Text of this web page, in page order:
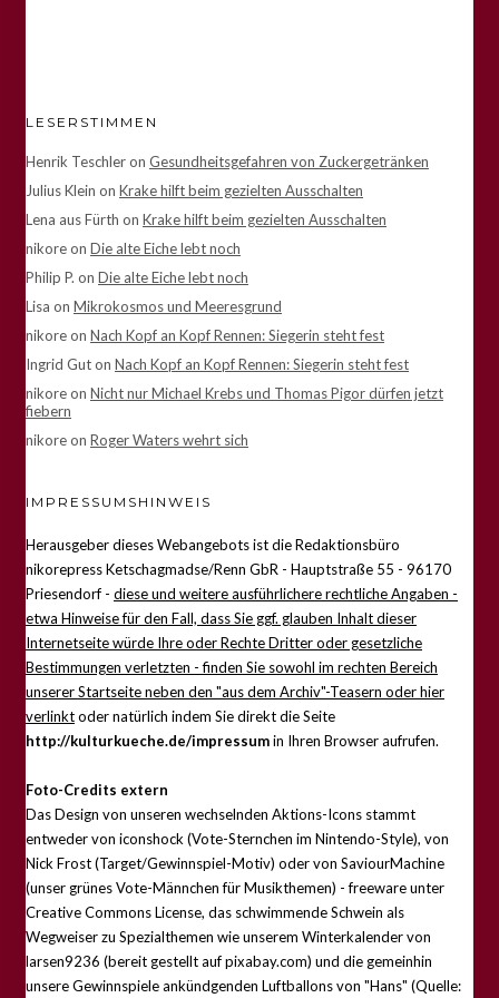
LESERSTIMMEN
Henrik Teschleron Gesundheitsgefahren von Zuckergetränken
Julius Klein on Krake hilft beim gezielten Ausschalten
Lena aus Fürth on Krake hilft beim gezielten Ausschalten
nikoreon Die alte Eiche lebt noch
Philip P. on Die alte Eiche lebt noch
Lisa on Mikrokosmos und Meeresgrund
nikoreon Nach Kopf an Kopf Rennen: Siegerin steht fest
Ingrid Guton Nach Kopf an Kopf Rennen: Siegerin steht fest
nikoreon Nicht nur Michael Krebs und Thomas Pigor dürfen jetzt
fiebern
nikoreon Roger Waters wehrt sich
IMPRESSUMSHINWEIS
Herausgeber dieses Webangebots ist die Redaktionsbüro
nikorepress Ketschagmadse/Renn GbR - Hauptstraße 55 - 96170
Priesendorf - diese und weitere ausführlichere rechtliche Angaben -
etwa Hinweise für den Fall, dass Sie ggf. glauben Inhalt dieser
Internetseite würde Ihre oder Rechte Dritter oder gesetzliche
Bestimmungen verletzten - finden Sie sowohl im rechten Bereich
unserer Startseite neben den "aus dem Archiv"-Teasern oder hier
verlinktoder natürlich indem Sie direkt die Seite
http://kulturkueche.de/impressumin Ihren Browser aufrufen.
Foto-Credits extern
Das Design von unseren wechselnden Aktions-Icons stammt
entweder von iconshock (Vote-Sternchen im Nintendo-Style), von
Nick Frost (Target/Gewinnspiel-Motiv) oder von SaviourMachine
(unser grünes Vote-Männchen für Musikthemen) - freeware unter
Creative Commons License, das schwimmende Schwein als
Wegweiser zu Spezialthemen wie unserem Winterkalender von
larsen9236 (bereit gestellt auf pixabay.com) und die gemeinhin
unsere Gewinnspiele ankündgenden Luftballons von "Hans" (Quelle: